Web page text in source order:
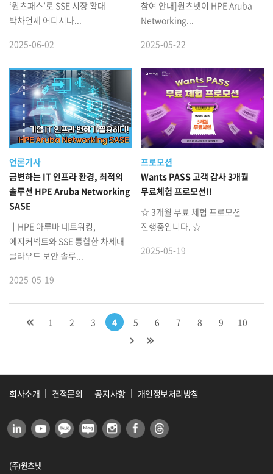
‘원츠패스’로 SSE 시장 확대
박차언제 어디서나...
2025-06-02
참여 안내]원츠넷이 HPE Aruba
Networking...
2025-05-22
언론기사
급변하는 IT 인프라 환경, 최적의
솔루션 HPE Aruba Networking
SASE
┃HPE 아루바 네트워킹,
에지커넥트와 SSE 통합한 차세대
클라우드 보안 솔루...
2025-05-19
프로모션
Wants PASS 고객 감사 3개월
무료체험 프로모션!!
☆ 3개월 무료 체험 프로모션
진행중입니다. ☆
2025-05-19
1 2 3 4 5 6 7 8 9 10
회사소개 견적문의 공지사항 개인정보처리방침
(주)원츠넷